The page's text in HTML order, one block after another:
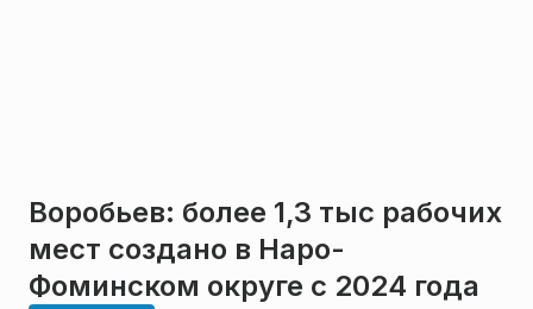
Воробьев: более 1,3 тыс рабочих
мест создано в Наро-
Фоминском округе с 2024 года